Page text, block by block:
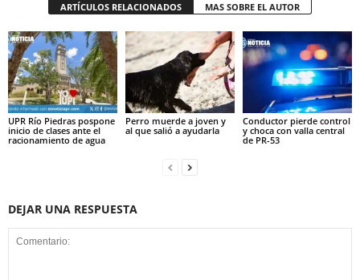
ARTÍCULOS RELACIONADOS MAS SOBRE EL AUTOR
UPR Río Piedras pospone
inicio de clases ante el
racionamiento de agua
Perro muerde a joven y
al que salió a ayudarla
Conductor pierde control
y choca con valla central
de PR-53
DEJAR UNA RESPUESTA